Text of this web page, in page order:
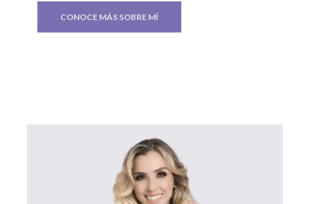
CONOCE MÁS SOBRE MÍ